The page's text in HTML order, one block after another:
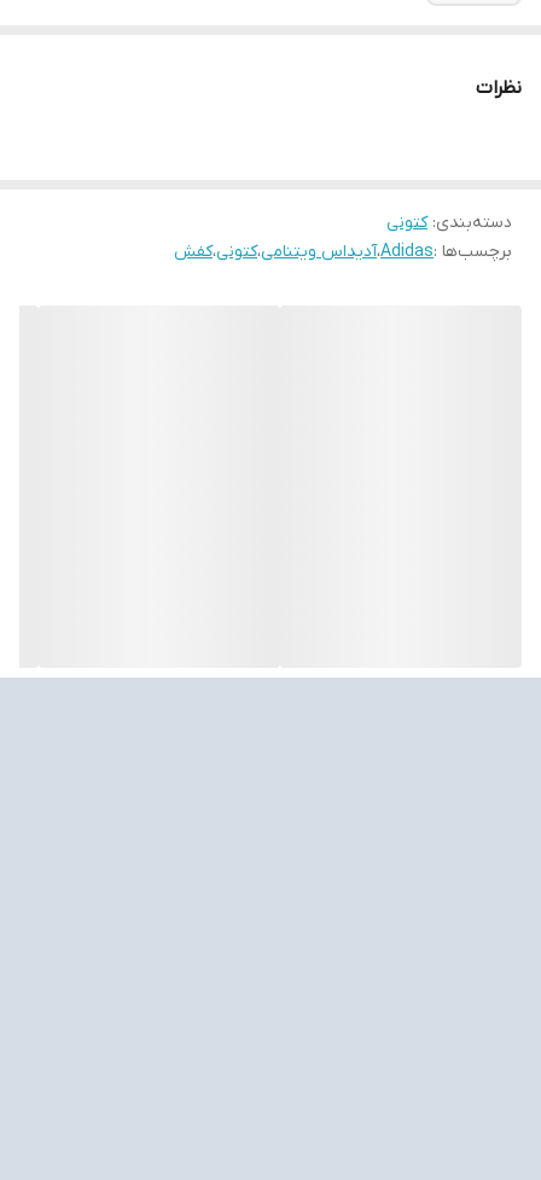
نظرات
دسته‌بندی:کتونی
برچسب‌ها :Adidas،آدیداس ویتنامی،کتونی،کفش